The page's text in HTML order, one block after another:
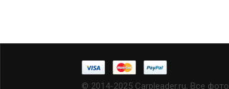
© 2014-2025 Carpleader.ru, Все